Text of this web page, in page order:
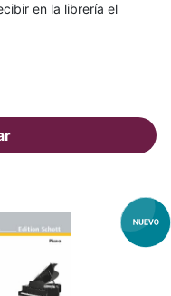
en la librería el